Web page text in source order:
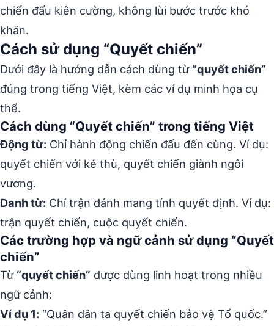
chiến đấu kiên cường, không lùi bước trước khó
khăn.
Cách sử dụng “Quyết chiến”
Dưới đây là hướng dẫn cách dùng từ “quyết chiến”
đúng trong tiếng Việt, kèm các ví dụ minh họa cụ
thể.
Cách dùng “Quyết chiến” trong tiếng Việt
Động từ: Chỉ hành động chiến đấu đến cùng. Ví dụ:
quyết chiến với kẻ thù, quyết chiến giành ngôi
vương.
Danh từ: Chỉ trận đánh mang tính quyết định. Ví dụ:
trận quyết chiến, cuộc quyết chiến.
Các trường hợp và ngữ cảnh sử dụng “Quyết
chiến”
Từ “quyết chiến” được dùng linh hoạt trong nhiều
ngữ cảnh:
Ví dụ 1: “Quân dân ta quyết chiến bảo vệ Tổ quốc.”